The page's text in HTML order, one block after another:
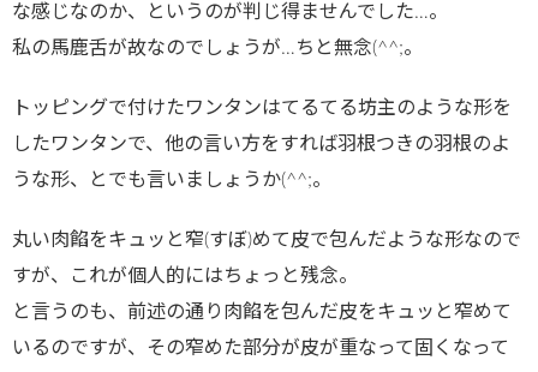
な感じなのか、というのが判じ得ませんでした…。
私の馬鹿舌が故なのでしょうが…ちと無念(^^;。
トッピングで付けたワンタンはてるてる坊主のような形を
したワンタンで、他の言い方をすれば羽根つきの羽根のよ
うな形、とでも言いましょうか(^^;。
丸い肉餡をキュッと窄(すぼ)めて皮で包んだような形なので
すが、これが個人的にはちょっと残念。
と言うのも、前述の通り肉餡を包んだ皮をキュッと窄めて
いるのですが、その窄めた部分が皮が重なって固くなって